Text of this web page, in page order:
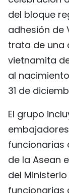
del bloque
adhesión de
trata de una
vietnamita
al
31 de
El grupo
funcionarias
de la Asean
del
funcionarias